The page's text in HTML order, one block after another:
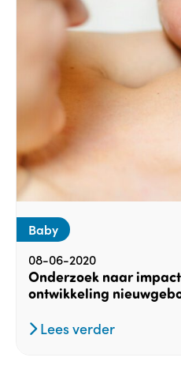
Baby
08-06-2020
Onderzoek naar
ontwikkeling
Lees verder